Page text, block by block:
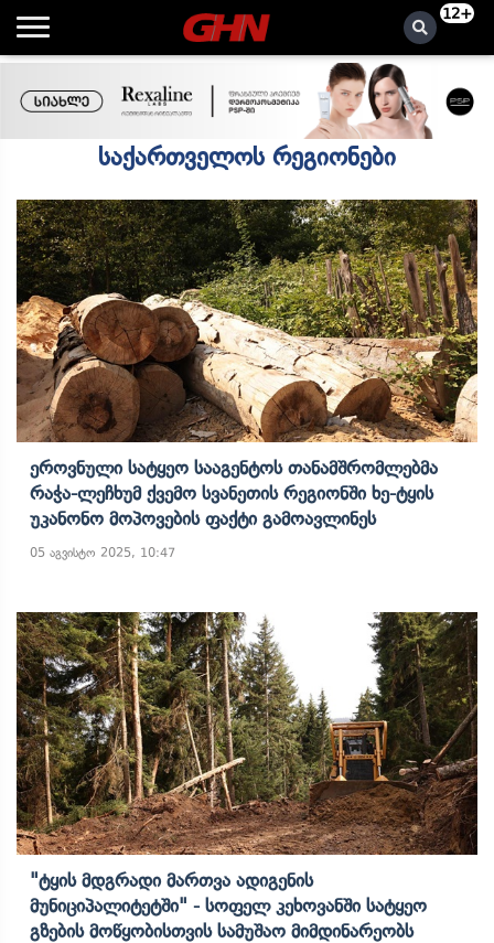
12+
საქართველოს რეგიონები
Ეროვნული Სატყეო Სააგენტოს Თანამშრომლებმა
Რაჭა-Ლეჩხუმ Ქვემო Სვანეთის Რეგიონში Ხე-Ტყის
Უკანონო Მოპოვების Ფაქტი Გამოავლინეს
05 აგვისტო 2025, 10:47
"ტყის Მდგრადი Მართვა Ადიგენის
Მუნიციპალიტეტში" - Სოფელ Კეხოვანში Სატყეო
Გზების Მოწყობისთვის Სამუშაო Მიმდინარეობს